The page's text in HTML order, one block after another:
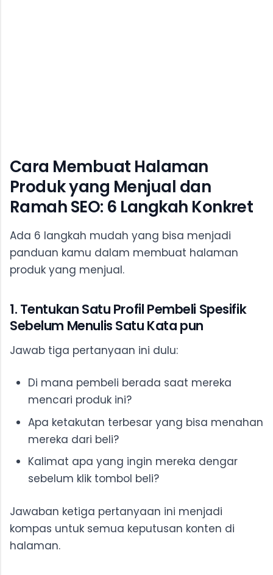
Cara Membuat Halaman
Produk yang Menjual dan
Ramah SEO: 6 Langkah Konkret
Ada 6 langkah mudah yang bisa menjadi
panduan kamu dalam membuat halaman
produk yang menjual.
1. Tentukan Satu Profil Pembeli Spesifik
Sebelum Menulis Satu Kata pun
Jawab tiga pertanyaan ini dulu:
Di mana pembeli berada saat mereka
mencari produk ini?
Apa ketakutan terbesar yang bisa menahan
mereka dari beli?
Kalimat apa yang ingin mereka dengar
sebelum klik tombol beli?
Jawaban ketiga pertanyaan ini menjadi
kompas untuk semua keputusan konten di
halaman.